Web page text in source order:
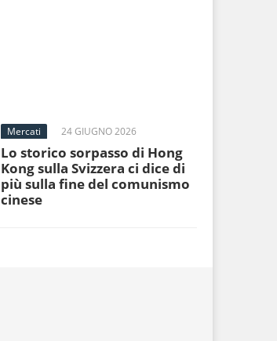
Mercati 24 GIUGNO 2026
Lo storico sorpasso di Hong
Kong sulla Svizzera ci dice di
più sulla fine del comunismo
cinese